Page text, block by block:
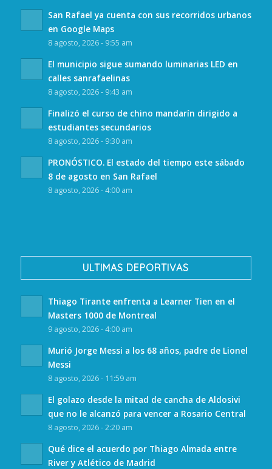
San Rafael ya cuenta con sus recorridos urbanos
en Google Maps
8 agosto, 2026 - 9:55 am
El municipio sigue sumando luminarias LED en
calles sanrafaelinas
8 agosto, 2026 - 9:43 am
Finalizó el curso de chino mandarín dirigido a
estudiantes secundarios
8 agosto, 2026 - 9:30 am
PRONÓSTICO. El estado del tiempo este sábado
8 de agosto en San Rafael
8 agosto, 2026 - 4:00 am
ULTIMAS DEPORTIVAS
Thiago Tirante enfrenta a Learner Tien en el
Masters 1000 de Montreal
9 agosto, 2026 - 4:00 am
Murió Jorge Messi a los 68 años, padre de Lionel
Messi
8 agosto, 2026 - 11:59 am
El golazo desde la mitad de cancha de Aldosivi
que no le alcanzó para vencer a Rosario Central
8 agosto, 2026 - 2:20 am
Qué dice el acuerdo por Thiago Almada entre
River y Atlético de Madrid